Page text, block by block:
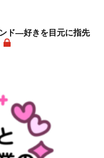
ド―好きを目元に指先